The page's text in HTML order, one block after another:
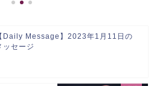
【Daily Message】2023年1月11日の
ッセージ